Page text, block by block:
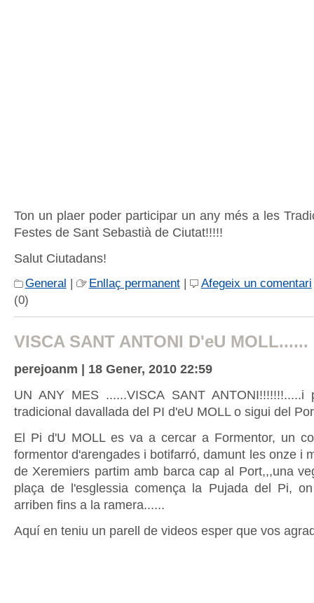
Ton un plaer poder participar un any més a les
Festes de Sant Sebastià de Ciutat!!!!!
Salut Ciutadans!
General | Enllaç permanent| Afegeix un comentari
(0)
VISCA SANT ANTONI D'eU MOLL......
perejoanm | 18 Gener, 2010 22:59
UN ANY MES ......VISCA SANT ANTONI!!!!!!!.....i
tradicional davallada del PI d'eU MOLL o sigui del
El Pi d'U MOLL es va a cercar a Formentor, un
formentor d'arengades i botifarró, damunt les onze i
de Xeremiers partim amb barca cap al Port,,,una
plaça de l'esglessia comença la Pujada del Pi,
arriben fins a la ramera......
Aquí en teniu un parell de videos esper que vos